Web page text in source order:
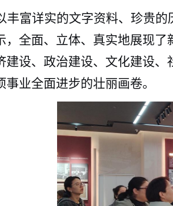
丰富详实的文字资料、珍贵
，全面、立体、真实地展现了
建设、政治建设、文化建设
事业全面进步的壮丽画卷。